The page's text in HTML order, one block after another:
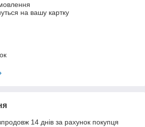
на вашу картку
14 днів за рахунок покупця